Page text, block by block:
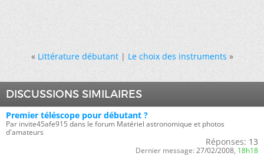
« Littérature débutant|Le choix des instruments »
DISCUSSIONS SIMILAIRES
Premier téléscope pour débutant ?
Par invite45afe915 dans le forum Matériel astronomique et photos
d'amateurs
Réponses: 13
Dernier message: 27/02/2008, 18h18